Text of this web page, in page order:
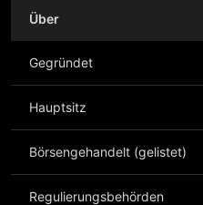
Über
Gegründet
Hauptsitz
Börsengehandelt (gelistet)
Regulierungsbehörden